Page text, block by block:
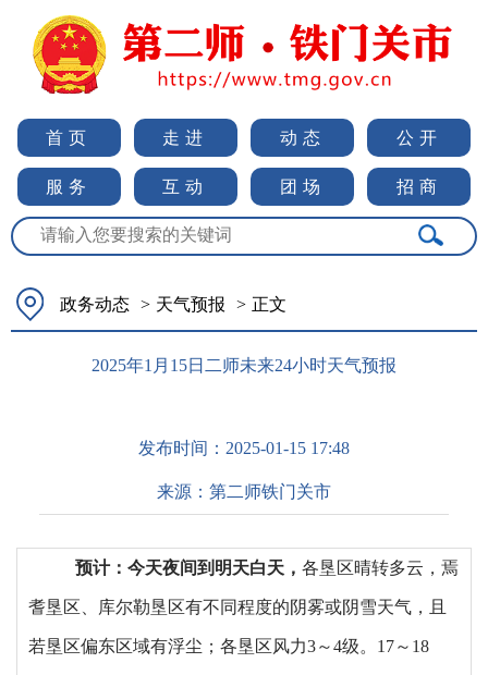
首页 走进 动态 公开
服务 互动 团场 招商
政务动态 > 天气预报 > 正文
2025年1月15日二师未来24小时天气预报
发布时间： 2025-01-15 17:48
来源： 第二师铁门关市
预计：今天夜间到明天白天， 各垦区晴转多云，焉
耆垦区、库尔勒垦区有不同程度的阴雾或阴雪天气，且
若垦区偏东区域有浮尘；各垦区风力3～4级。17～ 18